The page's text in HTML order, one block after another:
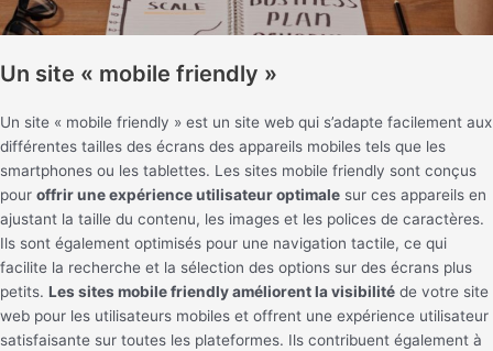
Un site « mobile friendly »
Un site « mobile friendly » est un site web qui s’adapte facilement aux
différentes tailles des écrans des appareils mobiles tels que les
smartphones ou les tablettes. Les sites mobile friendly sont conçus
pour offrir une expérience utilisateur optimale sur ces appareils en
ajustant la taille du contenu, les images et les polices de caractères.
Ils sont également optimisés pour une navigation tactile, ce qui
facilite la recherche et la sélection des options sur des écrans plus
petits. Les sites mobile friendly améliorent la visibilité de votre site
web pour les utilisateurs mobiles et offrent une expérience utilisateur
satisfaisante sur toutes les plateformes. Ils contribuent également à